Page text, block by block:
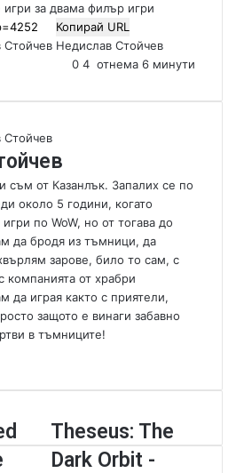
игри за двама филър игри
Копирай URL
Недислав Стойчев
e
d
0 4 отнема 6 минути
съм от Казанлък. Запалих се по
около 5 години, когато
по WoW, но от тогава до
да бродя из тъмници, да
зарове, било то сам, с
компанията от храбри
да играя както с приятели,
защото е винаги забавно
в тъмниците!
T
h
e
Theseus: The
Dark Orbit -